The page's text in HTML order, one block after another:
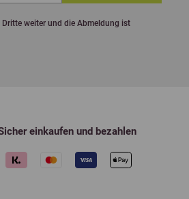
weiter und die Abmeldung ist
einkaufen und bezahlen